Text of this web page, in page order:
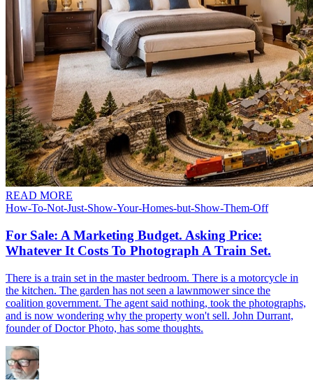
READ MORE
How-To-Not-Just-Show-Your-Homes-but-Show-Them-Off​​​​‌ ‍ ​‍​‍‌‍ ‌ ​‍‌‍‍‌‌‍‌ ‌‍‍‌‌‍ ‍​‍​‍​ ‍‍​‍​‍‌ ​ ‌‍​‌‌‍ ‍‌‍‍‌‌ ‌​‌ ‍‌​‍ ‍‌‍‍‌‌‍ ​‍​‍​‍ ​​‍​‍‌‍‍​‌ ​‍‌‍‌‌‌‍‌‍​‍​‍​ ‍‍​‍​‍​‍ ‌‍​‌‌‍‌​‌‍ ‌‌‍‍‌‌‍ ‍​‍ ‌‍‍‌‌‍ ‍‌ ‌​‌‍‌‌‌‍ ‍‌ ‌​​‍ ‌‍‌‌‌‍‌​‌‍‍‌‌ ‌​​‍ ‌‍ ‌‌‍ ‌‍‌​‌‍‌‌​ ‌‌ ​​‌ ​‍‌‍‌‌‌ ​ ‌‍‌‌‌‍ ‍‌ ‌​‌‍​‌‌ ‌​‌‍‍‌‌‍ ‌‍ ‍​ ‍ ‌‍‍‌‌‍‌​​ ‌​ ​ ‌‍‌‌‌‍‌‌​ ​‌‌‍​ ​ ‍​​ ‍‌​ ​‍​‍ ‌‌‍‌‍‌‍‌​​ ‍​​ ‌‌​‍ ‌​ ‌​‌‍‌​​ ‌​​ ‍‌​‍ ‌‌‍​‍‌‍‌​​ ​‍​ ​‌​‍ ‌‌‍​ ​ ​‌‌‍‌‌​ ‌‌​ ​​‌‍‌​​ ​‍‌‍‌‌‌‍‌‍​ ‌‍​ ​​‌‍‌‍​ ‍ ‌ ‌​‌ ‍‌‌ ​​‌‍‌‌​ ‌‌ ​​‌‍ ‌ ​ ‌ ‌​‌​​ ‌‍​‌‌ ‌​‌‍‌‌‌‍‌ ‌‍ ‌ ​‍‌ ‍‌​ ‍ ‌ ​​‌‍​‌‌ ‌​‌‍‍​​ ‌‌ ‌​‌‍‍‌‌ ‌​‌‍ ​‌‍‌‌​ ‌‍​‍‌‍​‌‌ ​ ‌‍‌‌‌‌‌‌‌ ​‍‌‍ ​​ ‌​‍‌‌​ ​‍‌​‌‍‌‍​‌‌‍‌​‌‍ ‌‌‍‍‌‌‍ ‍​‍‌‍‌‍‍‌‌‍‌​​ ‌​ ​ ‌‍‌‌‌‍‌‌​ ​‌‌‍​ ​ ‍​​ ‍‌​ ​‍​‍ ‌‌‍‌‍‌‍‌​​ ‍​​ ‌‌​‍ ‌​ ‌​‌‍‌​​ ‌​​ ‍‌​‍ ‌‌‍​‍‌‍‌​​ ​‍​ ​‌​‍ ‌‌‍​ ​ ​‌‌‍‌‌​ ‌‌​ ​​‌‍‌​​ ​‍‌‍‌‌‌‍‌‍​ ‌‍​ ​​‌‍‌‍​‍‌‍‌ ‌​‌ ‍‌‌ ​​‌‍‌‌​ ‌‌ ​​‌‍ ‌ ​ ‌ ‌​‌​​ ‌‍​‌‌ ‌​‌‍‌‌‌‍‌ ‌‍ ‌ ​‍‌ ‍‌​‍‌‍‌ ​​‌‍​‌‌ ‌​‌‍‍​​ ‌‌ ‌​‌‍‍‌‌ ‌​‌‍ ​‌‍‌‌​‍‌‍‌ ​​‌‍‌‌‌ ​‍‌ ​ ‌ ​​‌‍‌‌‌‍​ ‌ ‌​‌‍‍‌‌ ‌‍‌‍‌‌​ ‌‌ ​​‌ ‌‌‌‍​‍‌‍ ​‌‍‍‌‌ ​ ‌‍‍​‌‍‌‌‌‍‌​​‍​‍‌ ‌
For Sale: A Marketing Budget. Asking Price:
Whatever It Costs To Photograph A Train Set.​​​​‌ ‍ ​‍​‍‌‍ ‌ ​‍‌‍‍‌‌‍‌ ‌‍‍‌‌‍ ‍​‍​‍​ ‍‍​‍​‍‌ ​ ‌‍​‌‌‍ ‍‌‍‍‌‌ ‌​‌ ‍‌​‍ ‍‌‍‍‌‌‍ ​‍​‍​‍ ​​‍​‍‌‍‍​‌ ​‍‌‍‌‌‌‍‌‍​‍​‍​ ‍‍​‍​‍​‍ ‌‍​‌‌‍‌​‌‍ ‌‌‍‍‌‌‍ ‍​‍ ‌‍‍‌‌‍ ‍‌ ‌​‌‍‌‌‌‍ ‍‌ ‌​​‍ ‌‍‌‌‌‍‌​‌‍‍‌‌ ‌​​‍ ‌‍ ‌‌‍ ‌‍‌​‌‍‌‌​ ‌‌ ​​‌ ​‍‌‍‌‌‌ ​ ‌‍‌‌‌‍ ‍‌ ‌​‌‍​‌‌ ‌​‌‍‍‌‌‍ ‌‍ ‍​ ‍ ‌‍‍‌‌‍‌​​ ‌​ ‍​​ ‍‌‌‍‌‌​ ‌‌​ ​‌​ ‌ ​ ‌​‌‍‌​​‍ ‌‌‍‌‍​ ‌‍​ ‌ ‌‍​‍​‍ ‌​ ‌​​ ‌‌​ ‍​​ ​ ​‍ ‌​ ‍​‌‍​‌‌‍​‌​ ‌‌​‍ ‌‌‍​‍​ ​ ‌‍​ ​ ‍‌‌‍‌​​ ​‍​ ​​​ ​​​ ‍‌​ ​​​ ​‌​ ‌‍​ ‍ ‌ ‌​‌ ‍‌‌ ​​‌‍‌‌​ ‌‌ ​​‌‍ ‌ ​ ‌ ‌​​ ‍ ‌ ​​‌‍​‌‌ ‌​‌‍‍​​ ‌‌ ‌​‌‍‍‌‌ ‌​‌‍ ​‌‍‌‌​ ‌‍​‍‌‍​‌‌ ​ ‌‍‌‌‌‌‌‌‌ ​‍‌‍ ​​ ‌​‍‌‌​ ​‍‌​‌‍‌‍​‌‌‍‌​‌‍ ‌‌‍‍‌‌‍ ‍​‍‌‍‌‍‍‌‌‍‌​​ ‌​ ‍​​ ‍‌‌‍‌‌​ ‌‌​ ​‌​ ‌ ​ ‌​‌‍‌​​‍ ‌‌‍‌‍​ ‌‍​ ‌ ‌‍​‍​‍ ‌​ ‌​​ ‌‌​ ‍​​ ​ ​‍ ‌​ ‍​‌‍​‌‌‍​‌​ ‌‌​‍ ‌‌‍​‍​ ​ ‌‍​ ​ ‍‌‌‍‌​​ ​‍​ ​​​ ​​​ ‍‌​ ​​​ ​‌​ ‌‍​‍‌‍‌ ‌​‌ ‍‌‌ ​​‌‍‌‌​ ‌‌ ​​‌‍ ‌ ​ ‌ ‌​​‍‌‍‌ ​​‌‍​‌‌ ‌​‌‍‍​​ ‌‌ ‌​‌‍‍‌‌ ‌​‌‍ ​‌‍‌‌​‍‌‍‌ ​​‌‍‌‌‌ ​‍‌ ​ ‌ ​​‌‍‌‌‌‍​ ‌ ‌​‌‍‍‌‌ ‌‍‌‍‌‌​ ‌‌ ​​‌ ‌‌‌‍​‍‌‍ ​‌‍‍‌‌ ​ ‌‍‍​‌‍‌‌‌‍‌​​‍​‍‌ ‌
There is a train set in the master bedroom. There is a motorcycle in
the kitchen. The garden has not seen a lawnmower since the
coalition government. The agent said nothing, took the photographs,
and is now wondering why the property won't sell. John Durrant,
founder of Doctor Photo, has some thoughts.​​​​‌ ‍ ​‍​‍‌‍ ‌ ​‍‌‍‍‌‌‍‌ ‌‍‍‌‌‍ ‍​‍​‍​ ‍‍​‍​‍‌ ​ ‌‍​‌‌‍ ‍‌‍‍‌‌ ‌​‌ ‍‌​‍ ‍‌‍‍‌‌‍ ​‍​‍​‍ ​​‍​‍‌‍‍​‌ ​‍‌‍‌‌‌‍‌‍​‍​‍​ ‍‍​‍​‍​‍ ‌‍​‌‌‍‌​‌‍ ‌‌‍‍‌‌‍ ‍​‍ ‌‍‍‌‌‍ ‍‌ ‌​‌‍‌‌‌‍ ‍‌ ‌​​‍ ‌‍‌‌‌‍‌​‌‍‍‌‌ ‌​​‍ ‌‍ ‌‌‍ ‌‍‌​‌‍‌‌​ ‌‌ ​​‌ ​‍‌‍‌‌‌ ​ ‌‍‌‌‌‍ ‍‌ ‌​‌‍​‌‌ ‌​‌‍‍‌‌‍ ‌‍ ‍​ ‍ ‌‍‍‌‌‍‌​​ ‌​ ‍​​ ‍‌‌‍‌‌​ ‌‌​ ​‌​ ‌ ​ ‌​‌‍‌​​‍ ‌‌‍‌‍​ ‌‍​ ‌ ‌‍​‍​‍ ‌​ ‌​​ ‌‌​ ‍​​ ​ ​‍ ‌​ ‍​‌‍​‌‌‍​‌​ ‌‌​‍ ‌‌‍​‍​ ​ ‌‍​ ​ ‍‌‌‍‌​​ ​‍​ ​​​ ​​​ ‍‌​ ​​​ ​‌​ ‌‍​ ‍ ‌ ‌​‌ ‍‌‌ ​​‌‍‌‌​ ‌‌ ​​‌‍ ‌ ​ ‌ ‌​​ ‍ ‌ ​​‌‍​‌‌ ‌​‌‍‍​​ ‌‌‍‌‌‌ ‍​‌‍​ ‌‍‌‌‌ ​‍‌ ​​‌ ‌​​‍‌‌​ ‌‌‌​​‍‌‌ ‌‍‍ ‌‍‌‌‌ ‍‌​‍‌‌​ ​ ‌​‌​​‍‌‌​ ​ ‌​‌​​‍‌‌​ ​‍​ ​‍​ ‍‌​ ​‌‌‍‌‌​ ​‍​ ‌​‌‍​‌‌‍​ ​ ‌ ​ ​‍‌‍​‌​ ‍​‌‍‌‌​‍‌‌​ ​‍​ ​‍​‍‌‌​ ‌‌‌​‌​​‍ ‍‌‍​ ‌‍‍​‌‍‍‌‌‍ ​‌‍‌​‌ ​‍‌‍‌‌‌‍ ‍​‍‌‌​ ‌‌‌​​‍‌‌ ‌‍‍ ‌‍‌‌‌ ‍‌​‍‌‌​ ​ ‌​‌​​‍‌‌​ ​ ‌​‌​​‍‌‌​ ​‍​ ​‍‌‍‌​​ ​‌​ ​​​ ​ ‌‍‌‍‌‍‌‍​ ​​‌‍​‍​ ‍​​ ‌‍​ ​​‌‍​‌​‍‌‌​ ​‍​ ​‍​‍‌‌​ ‌‌‌​‌​​‍ ‍‌ ‌​‌‍‌‌‌ ‍​‌ ‌​​ ‌‍​‍‌‍​‌‌ ​ ‌‍‌‌‌‌‌‌‌ ​‍‌‍ ​​ ‌​‍‌‌​ ​‍‌​‌‍‌‍​‌‌‍‌​‌‍ ‌‌‍‍‌‌‍ ‍​‍‌‍‌‍‍‌‌‍‌​​ ‌​ ‍​​ ‍‌‌‍‌‌​ ‌‌​ ​‌​ ‌ ​ ‌​‌‍‌​​‍ ‌‌‍‌‍​ ‌‍​ ‌ ‌‍​‍​‍ ‌​ ‌​​ ‌‌​ ‍​​ ​ ​‍ ‌​ ‍​‌‍​‌‌‍​‌​ ‌‌​‍ ‌‌‍​‍​ ​ ‌‍​ ​ ‍‌‌‍‌​​ ​‍​ ​​​ ​​​ ‍‌​ ​​​ ​‌​ ‌‍​‍‌‍‌ ‌​‌ ‍‌‌ ​​‌‍‌‌​ ‌‌ ​​‌‍ ‌ ​ ‌ ‌​​‍‌‍‌ ​​‌‍​‌‌ ‌​‌‍‍​​ ‌‌‍‌‌‌ ‍​‌‍​ ‌‍‌‌‌ ​‍‌ ​​‌ ‌​​‍‌‌​ ‌‌‌​​‍‌‌ ‌‍‍ ‌‍‌‌‌ ‍‌​‍‌‌​ ​ ‌​‌​​‍‌‌​ ​ ‌​‌​​‍‌‌​ ​‍​ ​‍​ ‍‌​ ​‌‌‍‌‌​ ​‍​ ‌​‌‍​‌‌‍​ ​ ‌ ​ ​‍‌‍​‌​ ‍​‌‍‌‌​‍‌‌​ ​‍​ ​‍​‍‌‌​ ‌‌‌​‌​​‍ ‍‌‍​ ‌‍‍​‌‍‍‌‌‍ ​‌‍‌​‌ ​‍‌‍‌‌‌‍ ‍​‍‌‌​ ‌‌‌​​‍‌‌ ‌‍‍ ‌‍‌‌‌ ‍‌​‍‌‌​ ​ ‌​‌​​‍‌‌​ ​ ‌​‌​​‍‌‌​ ​‍​ ​‍‌‍‌​​ ​‌​ ​​​ ​ ‌‍‌‍‌‍‌‍​ ​​‌‍​‍​ ‍​​ ‌‍​ ​​‌‍​‌​‍‌‌​ ​‍​ ​‍​‍‌‌​ ‌‌‌​‌​​‍ ‍‌ ‌​‌‍‌‌‌ ‍​‌ ‌​​‍‌‍‌ ​​‌‍‌‌‌ ​‍‌ ​ ‌ ​​‌‍‌‌‌‍​ ‌ ‌​‌‍‍‌‌ ‌‍‌‍‌‌​ ‌‌ ​​‌ ‌‌‌‍​‍‌‍ ​‌‍‍‌‌ ​ ‌‍‍​‌‍‌‌‌‍‌​​‍​‍‌ ‌